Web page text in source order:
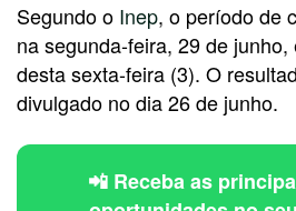
Segundo o Inep, o período de
na segunda-feira, 29 de
desta sexta-feira (3). O
divulgado no dia 26 de junho.
📲 Receba as